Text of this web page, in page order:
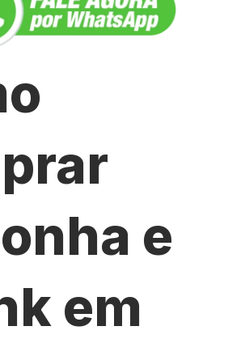
e
em